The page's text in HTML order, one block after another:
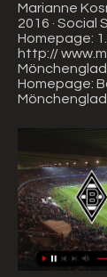
Marianne
2016 · ‎Social
Homepage: 1.
http://
Homepage: